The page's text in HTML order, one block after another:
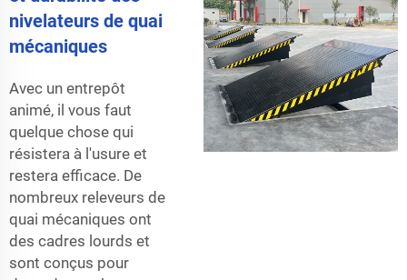
nivelateurs de quai
mécaniques
Avec un entrepôt
animé, il vous faut
quelque chose qui
résistera à l'usure et
restera efficace. De
nombreux releveurs de
quai mécaniques ont
des cadres lourds et
sont conçus pour